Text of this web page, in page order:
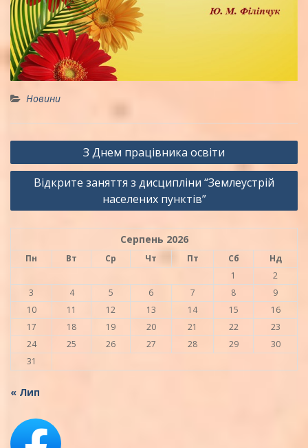
Новини
Навігація
записів
З Днем працівника освіти
Відкрите заняття з дисципліни “Землеустрій
населених пунктів”
Серпень 2026
Пн Вт Ср Чт Пт Сб
Нд
1
2
3
4 5 6 7 8
9
10
11 12 13 14 15
16
17
18 19 20 21 22
23
24
25 26 27 28 29
30
31
« Лип